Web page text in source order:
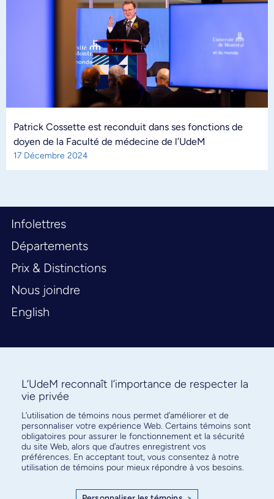
Patrick Cossette est reconduit dans ses fonctions de
doyen de la Faculté de médecine de l’UdeM
17 Décembre 2024
Infolettres
Départements
Prix & Distinctions
Nous joindre
English
Abonnez-vous à notre infolettre
pour connaître l’actualité facultaire
L’UdeM reconnaît l’importance de respecter la
vie privée
L’utilisation de témoins nous permet d’améliorer et de
personnaliser votre expérience Web. Certains témoins sont
obligatoires pour assurer le fonctionnement et la sécurité
du site Web, alors que d’autres enregistrent vos
préférences. En acceptant tout, vous consentez à notre
utilisation de témoins pour mieux répondre à vos besoins.